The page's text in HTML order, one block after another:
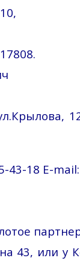
43-18 E-mail
43, или у